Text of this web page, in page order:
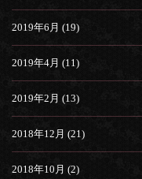
2019年6月 (19)
2019年4月 (11)
2019年2月 (13)
2018年12月 (21)
2018年10月 (2)